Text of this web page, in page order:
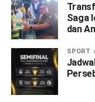
Saga
dan
SPORT